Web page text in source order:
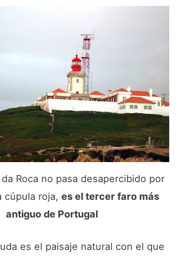
Roca no pasa desapercibido por
cúpula roja, es el tercer faro más
antiguo de Portugal
es el paisaje natural con el que